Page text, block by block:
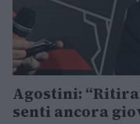
Agostini:
senti ancora